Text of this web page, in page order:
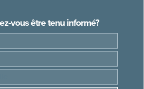
vous être tenu informé?